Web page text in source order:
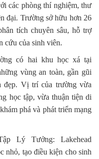
các phòng thí nghiệm, thư
đại. Trường sở hữu hơn 26
tích chuyên sâu, hỗ trợ
cứu của sinh viên.
có hai khu học xá tại
vùng an toàn, gần gũi
đẹp. Vị trí của trường vừa
học tập, vừa thuận tiện di
phá và phát triển mạng
Lý Tưởng: Lakehead
nhỏ, tạo điều kiện cho sinh